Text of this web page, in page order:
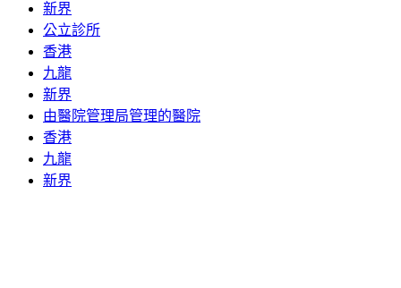
新界
公立診所
香港
九龍
新界
由醫院管理局管理的醫院
香港
九龍
新界